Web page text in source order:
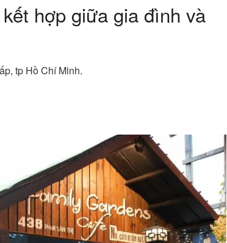
hợp giữa gia đình và
tp Hồ Chí Minh.